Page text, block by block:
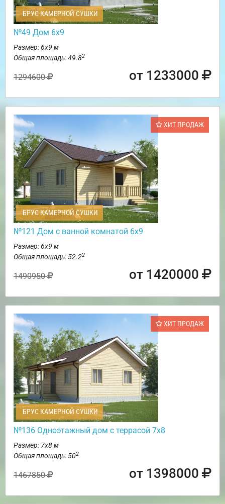
БРУС КАМЕРНОЙ СУШКИ
№49 Дом 6х9
Размер: 6х9 м
Общая площадь: 49.82
1294600 от 1233000
ХИТ ПРОДАЖ
БРУС КАМЕРНОЙ СУШКИ
№121 Дом с ванной комнатой 6х9
Размер: 6х9 м
Общая площадь: 52.22
1490950 от 1420000
ХИТ ПРОДАЖ
БРУС КАМЕРНОЙ СУШКИ
№136 Одноэтажный дом с террасой 7х8
Размер: 7х8 м
Общая площадь: 502
1467850 от 1398000